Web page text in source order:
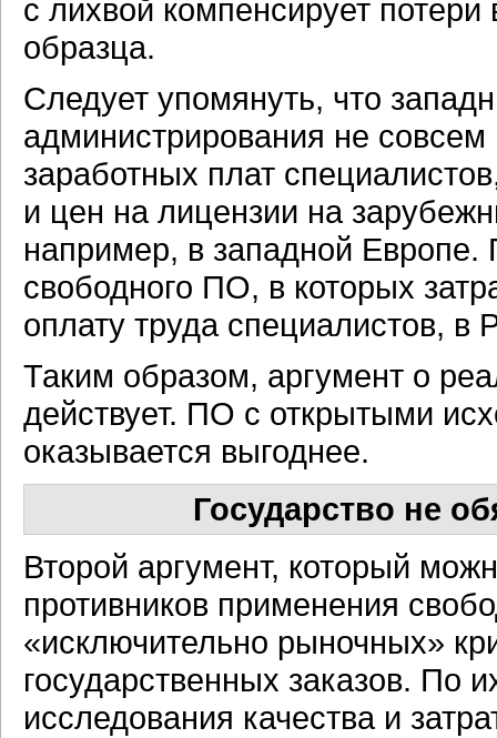
с лихвой компенсирует
образца.
Следует упомянуть, что
администрирования не
заработных плат
и цен на лицензии на
например, в западной
свободного ПО, в которых
оплату труда специалистов,
Таким образом, аргумент о
действует. ПО с открытыми
оказывается выгоднее.
Государство не
Второй аргумент, который
противников применения
«исключительно рыночных»
государственных заказов. По
исследования качества и